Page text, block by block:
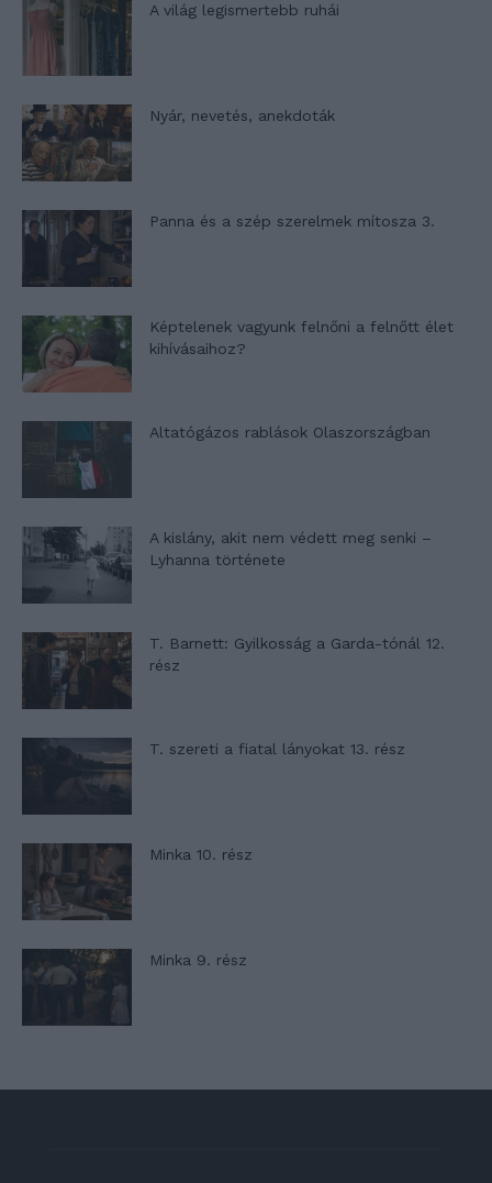
A világ legismertebb ruhái
Nyár, nevetés, anekdoták
Panna és a szép szerelmek mítosza 3.
Képtelenek vagyunk felnőni a felnőtt élet
kihívásaihoz?
Altatógázos rablások Olaszországban
A kislány, akit nem védett meg senki –
Lyhanna története
T. Barnett: Gyilkosság a Garda-tónál 12.
rész
T. szereti a fiatal lányokat 13. rész
Minka 10. rész
Minka 9. rész